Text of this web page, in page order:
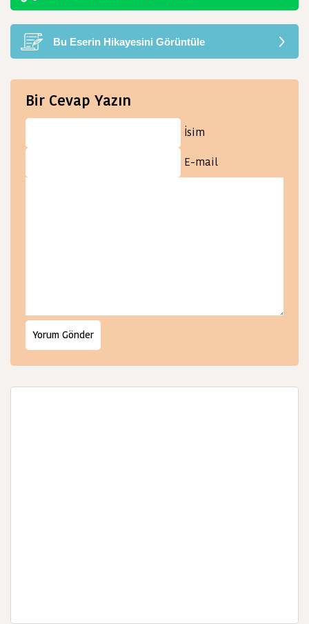
Bu Eserin Hikayesini Görüntüle
Bir Cevap Yazın
İsim
E-mail